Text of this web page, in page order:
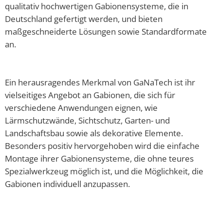
qualitativ hochwertigen Gabionensysteme, die in
Deutschland gefertigt werden, und bieten
maßgeschneiderte Lösungen sowie Standardformate
an.
Ein herausragendes Merkmal von GaNaTech ist ihr
vielseitiges Angebot an Gabionen, die sich für
verschiedene Anwendungen eignen, wie
Lärmschutzwände, Sichtschutz, Garten- und
Landschaftsbau sowie als dekorative Elemente.
Besonders positiv hervorgehoben wird die einfache
Montage ihrer Gabionensysteme, die ohne teures
Spezialwerkzeug möglich ist, und die Möglichkeit, die
Gabionen individuell anzupassen.